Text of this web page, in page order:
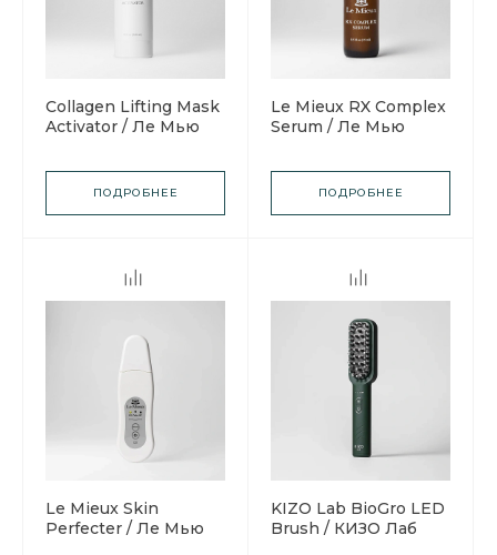
Collagen Lifting Mask
Activator / Ле Мью
коллагеновой
подтягивающей
ПОДРОБНЕЕ
Le Mieux RX Complex
Serum / Ле Мью
комплекс
ПОДРОБНЕЕ
Le Mieux Skin
Perfecter / Ле Мью
KIZO Lab BioGro LED
Brush / КИЗО Лаб